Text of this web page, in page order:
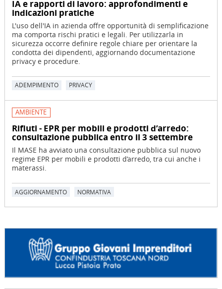
IA e rapporti di lavoro: approfondimenti e
indicazioni pratiche
L'uso dell'IA in azienda offre opportunità di semplificazione
ma comporta rischi pratici e legali. Per utilizzarla in
sicurezza occorre definire regole chiare per orientare la
condotta dei dipendenti, aggiornando documentazione
privacy e procedure.
ADEMPIMENTO PRIVACY
AMBIENTE
Rifiuti - EPR per mobili e prodotti d’arredo:
consultazione pubblica entro il 3 settembre
Il MASE ha avviato una consultazione pubblica sul nuovo
regime EPR per mobili e prodotti d’arredo, tra cui anche i
materassi.
AGGIORNAMENTO NORMATIVA